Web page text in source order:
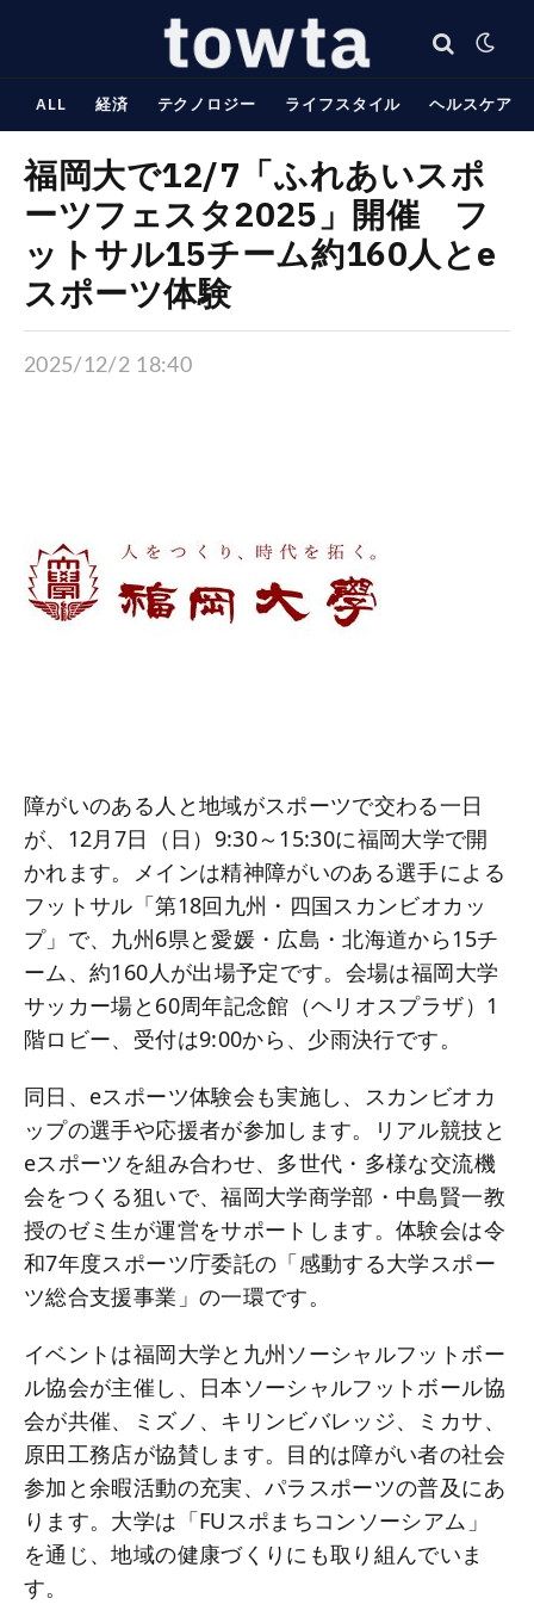
ALL 経済 テクノロジー ライフスタイル ヘルスケア
福岡大で12/7「ふれあいスポ
ーツフェスタ2025」開催 フ
ットサル15チーム約160人とe
スポーツ体験
2025/12/2 18:40
障がいのある人と地域がスポーツで交わる一日
が、12月7日（日）9:30～15:30に福岡大学で開
かれます。メインは精神障がいのある選手による
フットサル「第18回九州・四国スカンビオカッ
プ」で、九州6県と愛媛・広島・北海道から15チ
ーム、約160人が出場予定です。会場は福岡大学
サッカー場と60周年記念館（ヘリオスプラザ）1
階ロビー、受付は9:00から、少雨決行です。
同日、eスポーツ体験会も実施し、スカンビオカ
ップの選手や応援者が参加します。リアル競技と
eスポーツを組み合わせ、多世代・多様な交流機
会をつくる狙いで、福岡大学商学部・中島賢一教
授のゼミ生が運営をサポートします。体験会は令
和7年度スポーツ庁委託の「感動する大学スポー
ツ総合支援事業」の一環です。
イベントは福岡大学と九州ソーシャルフットボー
ル協会が主催し、日本ソーシャルフットボール協
会が共催、ミズノ、キリンビバレッジ、ミカサ、
原田工務店が協賛します。目的は障がい者の社会
参加と余暇活動の充実、パラスポーツの普及にあ
ります。大学は「FUスポまちコンソーシアム」
を通じ、地域の健康づくりにも取り組んでいま
す。